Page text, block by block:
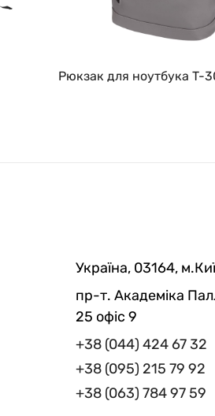
Рюкзак для ноутбука T-
Україна, 03164,
пр-т. Академіка
25 офіс 9
+38 (044) 424 67 32
+38 (095) 215 79 92
+38 (063) 784 97 59